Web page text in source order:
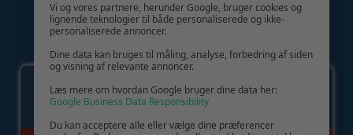
GIV GLÆDE MED ET GAVEKORT!
Vi og vores partnere, herunder Google, bruger cookies og
lignende teknologier til både personaliserede og ikke-
personaliserede annoncer.
Dine data kan bruges til måling, analyse, forbedring af siden
og visning af relevante annoncer.
Læs mere om hvordan Google bruger dine data her:
Google Business Data Responsibility
Du kan acceptere alle eller vælge dine præferencer